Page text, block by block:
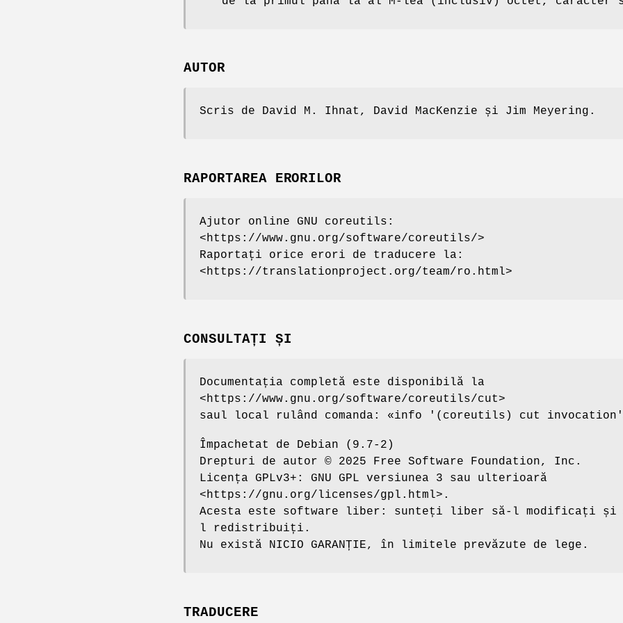
AUTOR
Scris de David M. Ihnat, David MacKenzie și Jim Meyering.
RAPORTAREA ERORILOR
Ajutor online GNU coreutils:
<https://www.gnu.org/software/coreutils/>
Raportați orice erori de traducere la:
<https://translationproject.org/team/ro.html>
CONSULTAȚI ȘI
Documentația completă este disponibilă la
<https://www.gnu.org/software/coreutils/cut>
saul local rulând comanda: «info '(coreutils) cut
Împachetat de Debian (9.7-2)
Drepturi de autor © 2025 Free Software Foundation, Inc.
Licența GPLv3+: GNU GPL versiunea 3 sau ulterioară
<https://gnu.org/licenses/gpl.html>.
Acesta este software liber: sunteți liber să-l modificați și
l redistribuiți.
Nu există NICIO GARANȚIE, în limitele prevăzute de lege.
TRADUCERE